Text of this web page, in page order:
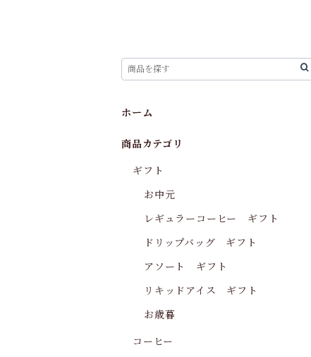
ホーム
商品カテゴリ
ギフト
お中元
レギュラーコーヒー ギフト
ドリップバッグ ギフト
アソート ギフト
リキッドアイス ギフト
お歳暮
コーヒー